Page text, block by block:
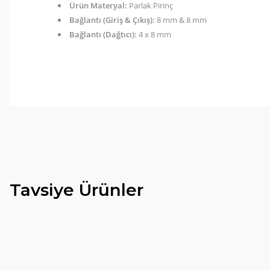
Ürün Materyal: Parlak Pirinç
Bağlantı (Giriş & Çıkış): 8 mm & 8 mm
Bağlantı (Dağtıcı): 4 x 8 mm
Kolay erişilebilir bir site.
Tavsiye Ürünler